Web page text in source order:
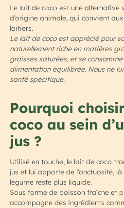
Le lait de coco est une alternative
d’origine animale, qui convient
laitiers.
Le lait de coco est apprécié pour
naturellement riche en matières
graisses saturées, et se
alimentation équilibrée. Nous ne
santé spécifique.
Pourquoi
coco au sein
jus ?
Utilisé en touche, le lait de coco
jus et lui apporte de l’onctuosité,
légume reste plus liquide.
Sous forme de boisson fraîche et
accompagne des ingrédients